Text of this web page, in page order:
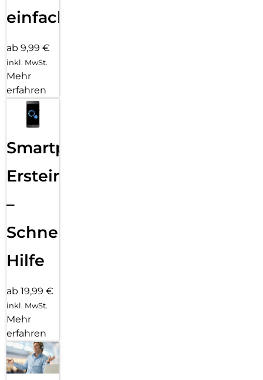
einfach
ab 9,99 €
inkl. MwSt.
Mehr
erfahren
Smartphone
Ersteinrichtung
–
Schnelle
Hilfe
ab 19,99 €
inkl. MwSt.
Mehr
erfahren